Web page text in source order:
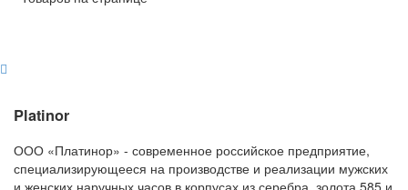
Platinor
ООО «Платинор» - современное российское предприятие,
специализирующееся на производстве и реализации мужских
и женских наручных часов в корпусах из серебра, золота 585 и